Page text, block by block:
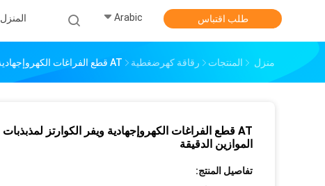
المنزل Arabic طلب اقتباس
منزل المنتجات رقاقة كهرضغطية AT قطع الفراغات الكهروإجهادية ويفر الكوارتز لمذبذبات الموازين الدقيقة
AT قطع الفراغات الكهروإجهادية ويفر الكوارتز لمذبذبات
الموازين الدقيقة
تفاصيل المنتج: